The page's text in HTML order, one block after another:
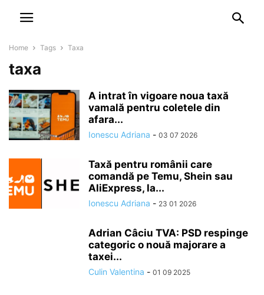
Home Tags Taxa
taxa
A intrat în vigoare noua taxă
vamală pentru coletele din
afara...
Ionescu Adriana - 03 07 2026
Taxă pentru românii care
comandă pe Temu, Shein sau
AliExpress, la...
Ionescu Adriana - 23 01 2026
Adrian Câciu TVA: PSD respinge
categoric o nouă majorare a
taxei...
Culin Valentina - 01 09 2025